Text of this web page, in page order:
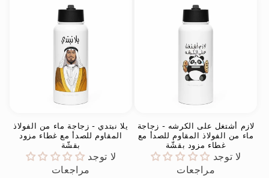
يلا نبتدي - زجاجة ماء من الفولاذ
المقاوم للصدأ مع غطاء مزود
بقشّة
لا توجد
مراجعات
لازم أشتغل على الكرشه - زجاجة
ماء من الفولاذ المقاوم للصدأ مع
غطاء مزود بقشّة
لا توجد
مراجعات